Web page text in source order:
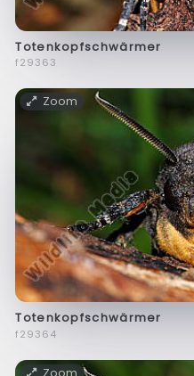
Totenkopfschwärmer
f29363
Zoom
Totenkopfschwärmer
f29364